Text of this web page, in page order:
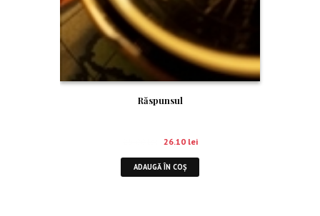
Răspunsul
26.10 lei
ADAUGĂ ÎN COȘ